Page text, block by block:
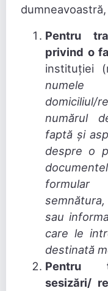
Pentru
privind o
instituției
domiciliul/
numărul
faptă și
despre o
semnătura,
sau
care le
destinată
Pentru
sesizări/